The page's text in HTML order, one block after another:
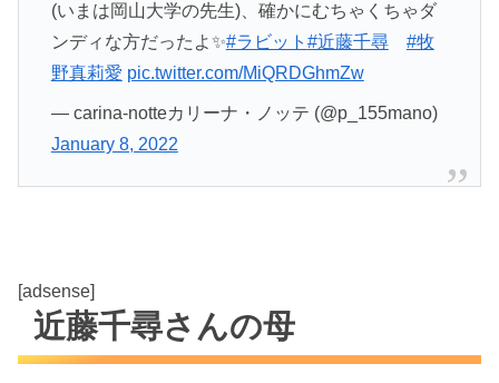
(いまは岡山大学の先生)、確かにむちゃくちゃダ
ンディな方だったよ✨#ラビット #近藤千尋
#牧
野真莉愛 pic.twitter.com/MiQRDGhmZw
— carina-notteカリーナ・ノッテ (@p_155mano)
January 8, 2022
[adsense]
近藤千尋さんの母